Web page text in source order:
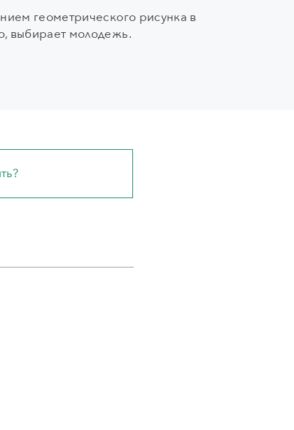
геометрического рисунка в
выбирает молодежь.